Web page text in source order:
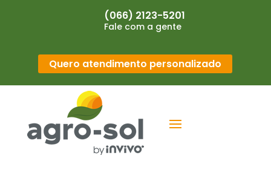
(066) 2123-5201
Fale com a gente
Quero atendimento personalizado